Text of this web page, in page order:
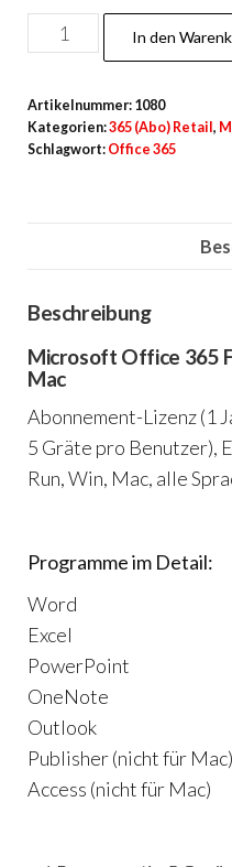
Office
365
für
6
In den
Artikelnummer: 1080
Kategorien:365 (Abo) Retail ,
Schlagwort: Office 365
Beschreibung
Microsoft Office 365
Mac
Abonnement-Lizenz (1
5 Gräte pro Benutzer),
Run, Win, Mac, alle
Programme im Detail:
Word
Excel
PowerPoint
OneNote
Outlook
Publisher (nicht für Mac)
Access (nicht für Mac)